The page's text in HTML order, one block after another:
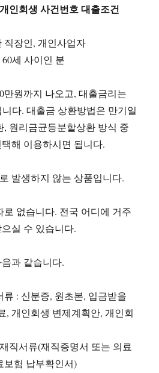
인회생 사건번호 대출조건
직장인, 개인사업자
세 사이인 분
만원까지 나오고, 대출금리는
다. 대출금 상환방법은 만기일
원리금균등분할상환 방식 중
해 이용하시면 됩니다.
발생하지 않는 상품입니다.
로 없습니다. 전국 어디에 거주
실 수 있습니다.
과 같습니다.
: 신분증, 원초본, 입금받을
, 개인회생 변제계획안, 개인회
직서류(재직증명서 또는 의료
보험 납부확인서)